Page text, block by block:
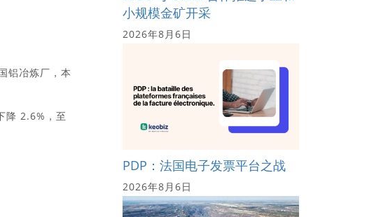
铝冶炼厂，本
降 2.6%，至
小规模金矿开采
2026年8月6日
PDP：法国电子发票平台之战
2026年8月6日